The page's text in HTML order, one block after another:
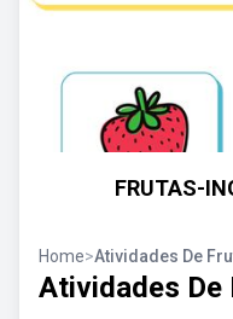
FRUTAS-
Home>Atividades De
Atividades De